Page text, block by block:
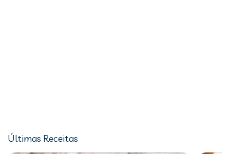
Últimas Receitas